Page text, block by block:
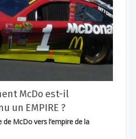
McDo est-il
un EMPIRE ?
de McDo vers l’empire de la